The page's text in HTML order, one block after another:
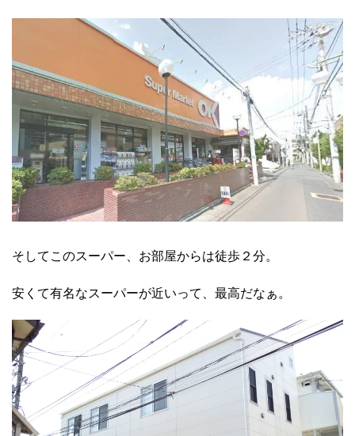
そしてこのスーパー、お部屋からは徒歩２分。
安くて有名なスーパーが近いって、最高だなぁ。